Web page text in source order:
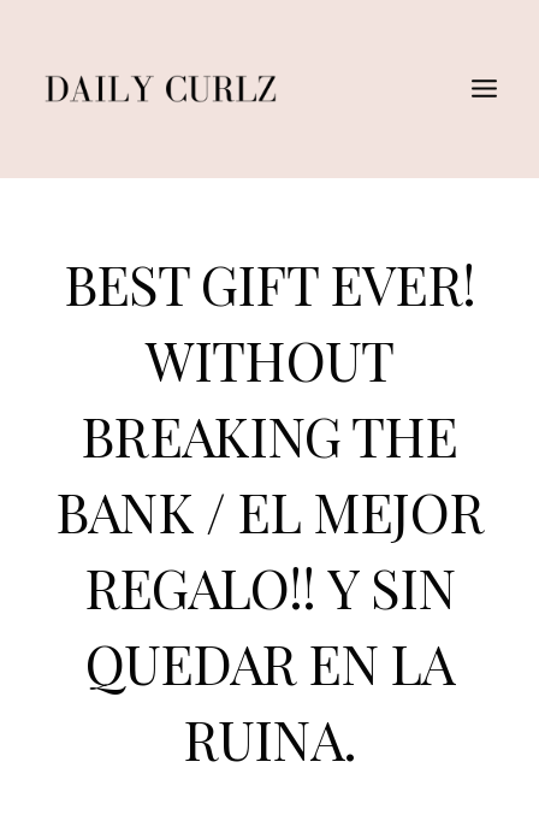
Contenido
BEST GIFT EVER!
WITHOUT
BREAKING THE
BANK / EL MEJOR
REGALO!! Y SIN
QUEDAR EN LA
RUINA.